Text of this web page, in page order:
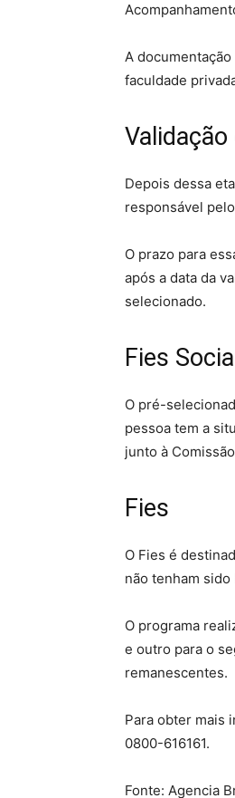
A
faculdade
Depois dessa
responsável
O prazo para
após a data da
selecionado.
Fies Social
O pré-
pessoa tem a
junto à
Fies
O Fies é
não tenham
O programa
e outro para o
remanescentes.
Para obter mais
0800-616161.
Fonte: Agencia